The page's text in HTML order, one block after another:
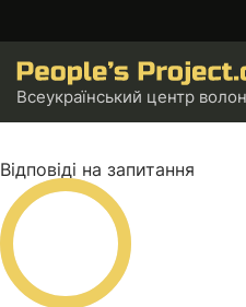
Всеукраїнський центр
Відповіді на запитання